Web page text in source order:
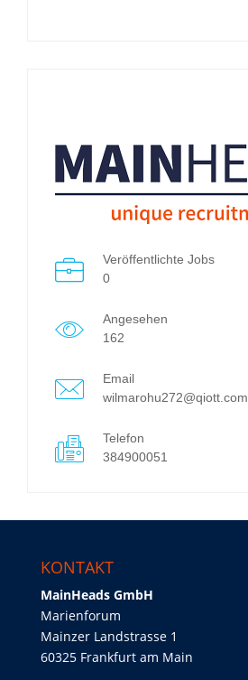
Veröffentlichte Jobs
0
Angesehen
162
Email
wilmarohu272@qiott.com
Telefon
384900051
KONTAKT
MainHeads GmbH
Marienforum
Mainzer Landstrasse 1
60325 Frankfurt am Main